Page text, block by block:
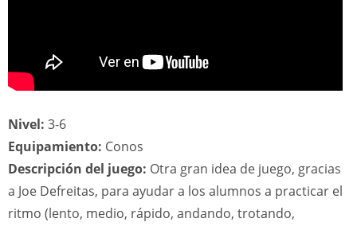
Nivel: 3-6
Equipamiento: Conos
Descripción del juego: Otra gran idea de juego, gracias
a Joe Defreitas, para ayudar a los alumnos a practicar el
ritmo (lento, medio, rápido, andando, trotando,